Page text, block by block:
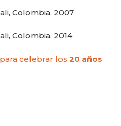
Colombia, 2007
Colombia, 2014
celebrar los 20 años